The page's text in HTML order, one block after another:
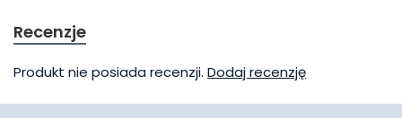
Recenzje
Produkt nie posiada recenzji. Dodaj recenzję